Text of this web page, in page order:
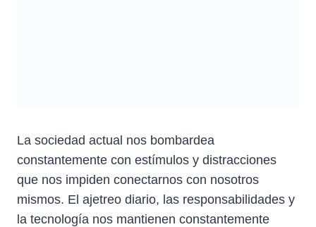
La sociedad actual nos bombardea
constantemente con estímulos y distracciones
que nos impiden conectarnos con nosotros
mismos. El ajetreo diario, las responsabilidades y
la tecnología nos mantienen constantemente